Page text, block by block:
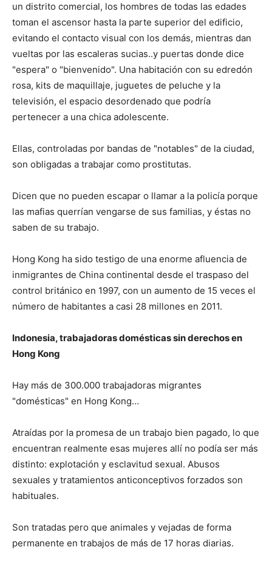
un distrito comercial, los hombres de todas las edades
toman el ascensor hasta la parte superior del edificio,
evitando el contacto visual con los demás, mientras dan
vueltas por las escaleras sucias..y puertas donde dice
"espera" o "bienvenido". Una habitación con su edredón
rosa, kits de maquillaje, juguetes de peluche y la
televisión, el espacio desordenado que podría
pertenecer a una chica adolescente.
Ellas, controladas por bandas de "notables" de la ciudad,
son obligadas a trabajar como prostitutas.
Dicen que no pueden escapar o llamar a la policía porque
las mafias querrían vengarse de sus familias, y éstas no
saben de su trabajo.
Hong Kong ha sido testigo de una enorme afluencia de
inmigrantes de China continental desde el traspaso del
control británico en 1997, con un aumento de 15 veces el
número de habitantes a casi 28 millones en 2011.
Indonesia, trabajadoras domésticas sin derechos en
Hong Kong
Hay más de 300.000 trabajadoras migrantes
"domésticas" en Hong Kong…
Atraídas por la promesa de un trabajo bien pagado, lo que
encuentran realmente esas mujeres allí no podía ser más
distinto: explotación y esclavitud sexual. Abusos
sexuales y tratamientos anticonceptivos forzados son
habituales.
Son tratadas pero que animales y vejadas de forma
permanente en trabajos de más de 17 horas diarias.